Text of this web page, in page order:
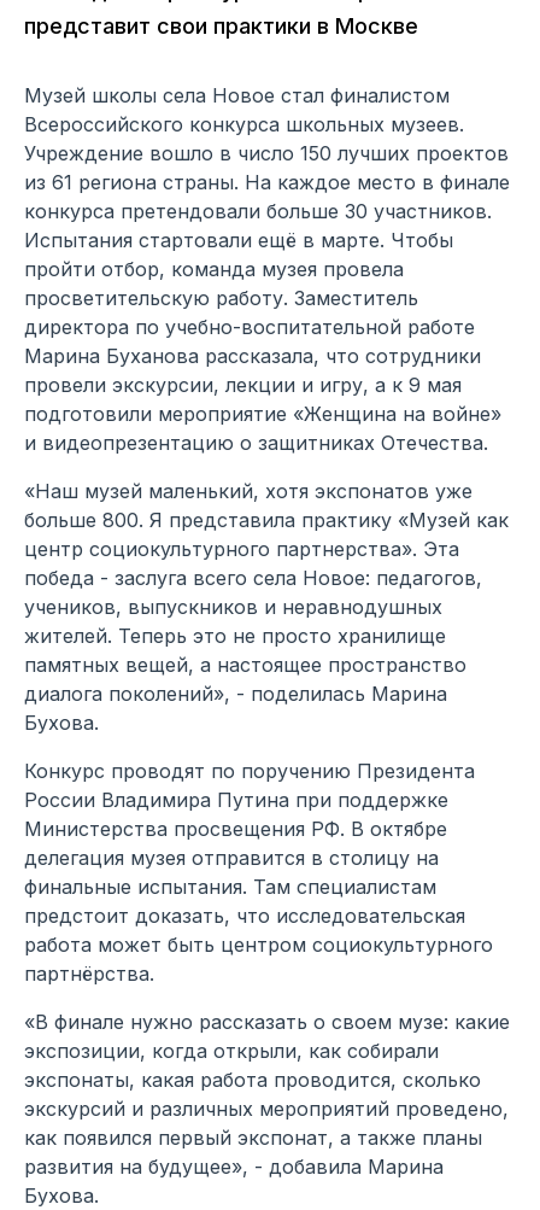
представит свои практики в Москве
Музей школы села Новое стал финалистом
Всероссийского конкурса школьных музеев.
Учреждение вошло в число 150 лучших проектов
из 61 региона страны. На каждое место в финале
конкурса претендовали больше 30 участников.
Испытания стартовали ещё в марте. Чтобы
пройти отбор, команда музея провела
просветительскую работу. Заместитель
директора по учебно-воспитательной работе
Марина Буханова рассказала, что сотрудники
провели экскурсии, лекции и игру, а к 9 мая
подготовили мероприятие «Женщина на войне»
и видеопрезентацию о защитниках Отечества.
«Наш музей маленький, хотя экспонатов уже
больше 800. Я представила практику «Музей как
центр социокультурного партнерства». Эта
победа - заслуга всего села Новое: педагогов,
учеников, выпускников и неравнодушных
жителей. Теперь это не просто хранилище
памятных вещей, а настоящее пространство
диалога поколений», - поделилась Марина
Бухова.
Конкурс проводят по поручению Президента
России Владимира Путина при поддержке
Министерства просвещения РФ. В октябре
делегация музея отправится в столицу на
финальные испытания. Там специалистам
предстоит доказать, что исследовательская
работа может быть центром социокультурного
партнёрства.
«В финале нужно рассказать о своем музе: какие
экспозиции, когда открыли, как собирали
экспонаты, какая работа проводится, сколько
экскурсий и различных мероприятий проведено,
как появился первый экспонат, а также планы
развития на будущее», - добавила Марина
Бухова.